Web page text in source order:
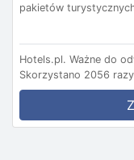
pakietów
Hotels.pl. Ważne do
Skorzystano 2056